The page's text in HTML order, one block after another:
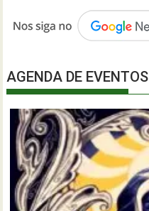
AGENDA DE EVENTOS